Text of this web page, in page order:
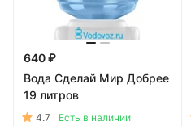
640 ₽
Вода Сделай Мир Добрее
19 литров
4.7
Есть в наличии